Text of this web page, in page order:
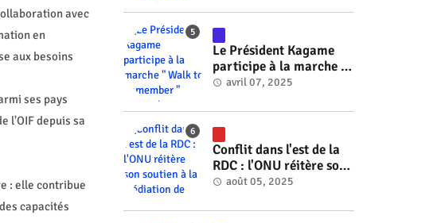
avec
en
aux besoins
ses pays
l'OIF depuis sa
: elle contribue
capacités
Le Président Kagame
participe à la marche "
Walk to Remember "
avril 07, 2025
Conflit dans l'est de la
RDC : l'ONU réitère son
soutien à la médiation
#rwanda #RwOT
août 05, 2025